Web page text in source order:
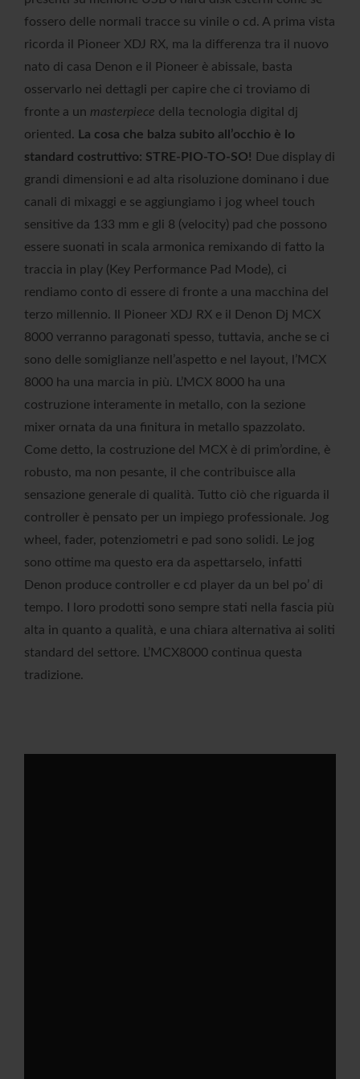
fossero delle normali tracce su vinile o cd. A prima vista
ricorda il Pioneer XDJ RX, ma la differenza tra il nuovo
nato di casa Denon e il Pioneer è abissale, basta
osservarlo nei dettagli per capire che ci troviamo di
fronte a un masterpiece della tecnologia digital dj
oriented. La cosa che balza subito all’occhio è lo
standard costruttivo: STRE-PIO-TO-SO! Due display di
grandi dimensioni e ad alta risoluzione dominano i due
canali di mixaggi e se aggiungiamo i jog wheel touch
sensitive da 133 mm e gli 8 (velocity) pad che possono
essere suonati in scala armonica remixando di fatto la
traccia in play (Key Performance Pad Mode), ci
rendiamo conto di essere di fronte a una macchina del
terzo millennio. Il Pioneer XDJ RX e il Denon Dj MCX
8000 verranno paragonati spesso, tuttavia, anche se ci
sono delle somiglianze nell’aspetto e nel layout, l’MCX
8000 ha una marcia in più. L’MCX 8000 ha una
costruzione interamente in metallo, con la sezione
mixer ornata da una finitura in metallo spazzolato.
Come detto, la costruzione del MCX è di prim’ordine, è
robusto, ma non pesante, il che contribuisce alla
sensazione generale di qualità. Tutto ciò che riguarda il
controller è pensato per un impiego professionale. Jog
wheel, fader, potenziometri e pad sono solidi. Le jog
sono ottime ma questo era da aspettarselo, infatti
Denon produce controller e cd player da un bel po’ di
tempo. I loro prodotti sono sempre stati nella fascia più
alta in quanto a qualità, e una chiara alternativa ai soliti
standard del settore. L’MCX8000 continua questa
tradizione.